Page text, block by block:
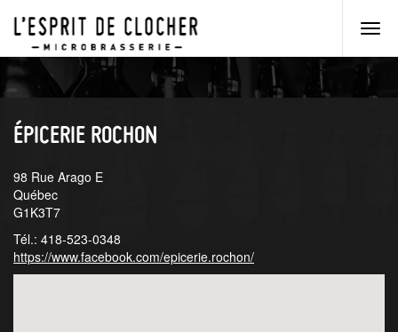
Aller
au
menu
Aller
au
contenu
ÉPICERIE ROCHON
98 Rue Arago E
Québec
G1K3T7
Tél.: 418-523-0348
https://www.facebook.com/epicerie.rochon/